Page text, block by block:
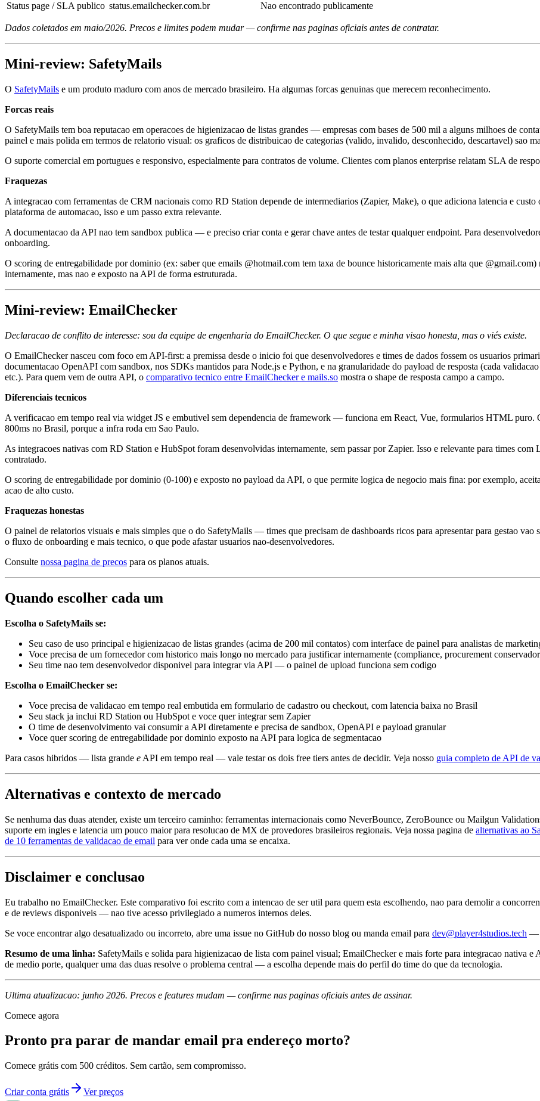
Status page / SLA publico status.emailchecker.com.br Nao encontrado publicamente
Dados coletados em maio/2026. Precos e limites podem mudar — confirme nas paginas oficiais antes de contratar.
Mini-review: SafetyMails
O SafetyMails e um produto maduro com anos de mercado brasileiro. Ha algumas forcas genuinas que merecem reconhecimento.
Forcas reais
O SafetyMails tem boa reputacao em operacoes de higienizacao de listas grandes — empresas com bases de 500 mil a alguns milhoes de
painel e mais polida em termos de relatorio visual: os graficos de distribuicao de categorias (valido, invalido, desconhecido, descartavel) sao
O suporte comercial em portugues e responsivo, especialmente para contratos de volume. Clientes com planos enterprise relatam SLA de
Fraquezas
A integracao com ferramentas de CRM nacionais como RD Station depende de intermediarios (Zapier, Make), o que adiciona latencia e
plataforma de automacao, isso e um passo extra relevante.
A documentacao da API nao tem sandbox publica — e preciso criar conta e gerar chave antes de testar qualquer endpoint. Para
onboarding.
O scoring de entregabilidade por dominio (ex: saber que emails @hotmail.com tem taxa de bounce historicamente mais alta que
internamente, mas nao e exposto na API de forma estruturada.
Mini-review: EmailChecker
Declaracao de conflito de interesse: sou da equipe de engenharia do EmailChecker. O que segue e minha visao honesta, mas o viés existe.
O EmailChecker nasceu com foco em API-first: a premissa desde o inicio foi que desenvolvedores e times de dados fossem os usuarios
documentacao OpenAPI com sandbox, nos SDKs mantidos para Node.js e Python, e na granularidade do payload de resposta (cada
etc.). Para quem vem de outra API, o comparativo tecnico entre EmailChecker e mails.so mostra o shape de resposta campo a campo.
Diferenciais tecnicos
A verificacao em tempo real via widget JS e embutivel sem dependencia de framework — funciona em React, Vue, formularios HTML puro.
800ms no Brasil, porque a infra roda em Sao Paulo.
As integracoes nativas com RD Station e HubSpot foram desenvolvidas internamente, sem passar por Zapier. Isso e relevante para times
contratado.
O scoring de entregabilidade por dominio (0-100) e exposto no payload da API, o que permite logica de negocio mais fina: por exemplo,
acao de alto custo.
Fraquezas honestas
O painel de relatorios visuais e mais simples que o do SafetyMails — times que precisam de dashboards ricos para apresentar para gestao
o fluxo de onboarding e mais tecnico, o que pode afastar usuarios nao-desenvolvedores.
Consulte nossa pagina de precos para os planos atuais.
Quando escolher cada um
Escolha o SafetyMails se:
Seu caso de uso principal e higienizacao de listas grandes (acima de 200 mil contatos) com interface de painel para analistas de
Voce precisa de um fornecedor com historico mais longo no mercado para justificar internamente (compliance, procurement
Seu time nao tem desenvolvedor disponivel para integrar via API — o painel de upload funciona sem codigo
Escolha o EmailChecker se:
Voce precisa de validacao em tempo real embutida em formulario de cadastro ou checkout, com latencia baixa no Brasil
Seu stack ja inclui RD Station ou HubSpot e voce quer integrar sem Zapier
O time de desenvolvimento vai consumir a API diretamente e precisa de sandbox, OpenAPI e payload granular
Voce quer scoring de entregabilidade por dominio exposto na API para logica de segmentacao
Para casos hibridos — lista grande e API em tempo real — vale testar os dois free tiers antes de decidir. Veja nosso guia completo de API de
Alternativas e contexto de mercado
Se nenhuma das duas atender, existe um terceiro caminho: ferramentas internacionais como NeverBounce, ZeroBounce ou Mailgun
suporte em ingles e latencia um pouco maior para resolucao de MX de provedores brasileiros regionais. Veja nossa pagina de alternativas ao
de 10 ferramentas de validacao de email para ver onde cada uma se encaixa.
Disclaimer e conclusao
Eu trabalho no EmailChecker. Este comparativo foi escrito com a intencao de ser util para quem esta escolhendo, nao para demolir a
e de reviews disponiveis — nao tive acesso privilegiado a numeros internos deles.
Se voce encontrar algo desatualizado ou incorreto, abre uma issue no GitHub do nosso blog ou manda email para dev@player4studios.tech —
Resumo de uma linha: SafetyMails e solida para higienizacao de lista com painel visual; EmailChecker e mais forte para integracao nativa e
de medio porte, qualquer uma das duas resolve o problema central — a escolha depende mais do perfil do time do que da tecnologia.
Ultima atualizacao: junho 2026. Precos e features mudam — confirme nas paginas oficiais antes de assinar.
Comece agora
Pronto pra parar de mandar email pra endereço morto?
Comece grátis com 500 créditos. Sem cartão, sem compromisso.
Criar conta grátis
Ver preços